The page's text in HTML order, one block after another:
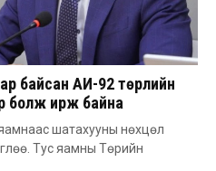
байсан АИ-92 төрлийн
болж ирж байна
шатахууны нөхцөл
Тус яамны Төрийн